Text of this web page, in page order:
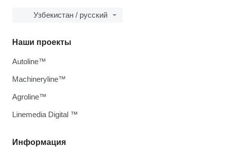
Узбекистан / русский
Информация
Наши проекты
Autoline™
Machineryline™
Agroline™
Linemedia Digital ™